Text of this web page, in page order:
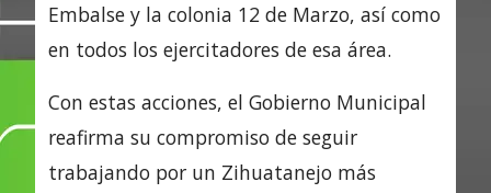
Embalse y la colonia 12 de Marzo, así como
en todos los ejercitadores de esa área.
Con estas acciones, el Gobierno Municipal
reafirma su compromiso de seguir
trabajando por un Zihuatanejo más